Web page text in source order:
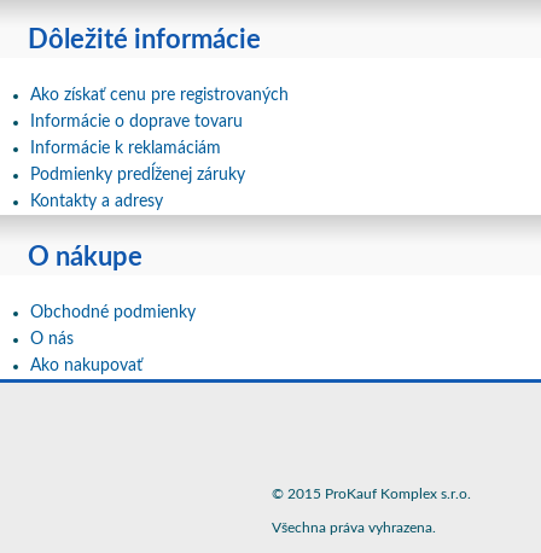
Dôležité informácie
Ako získať cenu pre registrovaných
Informácie o doprave tovaru
Informácie k reklamáciám
Podmienky predĺženej záruky
Kontakty a adresy
O nákupe
Obchodné podmienky
O nás
Ako nakupovať
© 2015 ProKauf Komplex s.r.o.
Všechna práva vyhrazena.